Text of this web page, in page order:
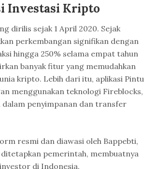
Investasi Kripto
dirilis sejak 1 April 2020. Sejak
perkembangan signifikan dengan
hingga 250% selama empat tahun
banyak fitur yang memudahkan
kripto. Lebih dari itu, aplikasi Pintu
menggunakan teknologi Fireblocks,
penyimpanan dan transfer
resmi dan diawasi oleh Bappebti,
pemerintah, membuatnya
di Indonesia.